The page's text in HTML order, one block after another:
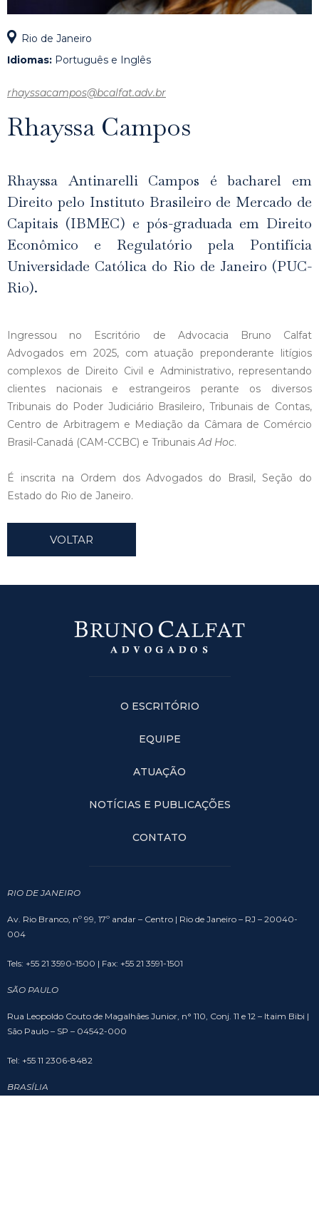
Rio de Janeiro
Idiomas: Português e Inglês
rhayssacampos@bcalfat.adv.br
Rhayssa Campos
Rhayssa Antinarelli Campos é bacharel em
Direito pelo Instituto Brasileiro de Mercado de
Capitais (IBMEC) e pós-graduada em Direito
Econômico e Regulatório pela Pontifícia
Universidade Católica do Rio de Janeiro (PUC-
Rio).
Ingressou no Escritório de Advocacia Bruno Calfat
Advogados em 2025, com atuação preponderante litígios
complexos de Direito Civil e Administrativo, representando
clientes nacionais e estrangeiros perante os diversos
Tribunais do Poder Judiciário Brasileiro, Tribunais de Contas,
Centro de Arbitragem e Mediação da Câmara de Comércio
Brasil-Canadá (CAM-CCBC) e TribunaisAd Hoc.
É inscrita na Ordem dos Advogados do Brasil, Seção do
Estado do Rio de Janeiro.
VOLTAR
O ESCRITÓRIO
EQUIPE
ATUAÇÃO
NOTÍCIAS E PUBLICAÇÕES
CONTATO
RIO DE JANEIRO
Av. Rio Branco, nº 99, 17º andar – Centro | Rio de Janeiro – RJ – 20040-
004
Tels: +55 21 3590-1500 | Fax: +55 21 3591-1501
SÃO PAULO
Rua Leopoldo Couto de Magalhães Junior, n° 110, Conj. 11 e 12 – Itaim Bibi |
São Paulo – SP – 04542-000
Tel: +55 11 2306-8482
BRASÍLIA